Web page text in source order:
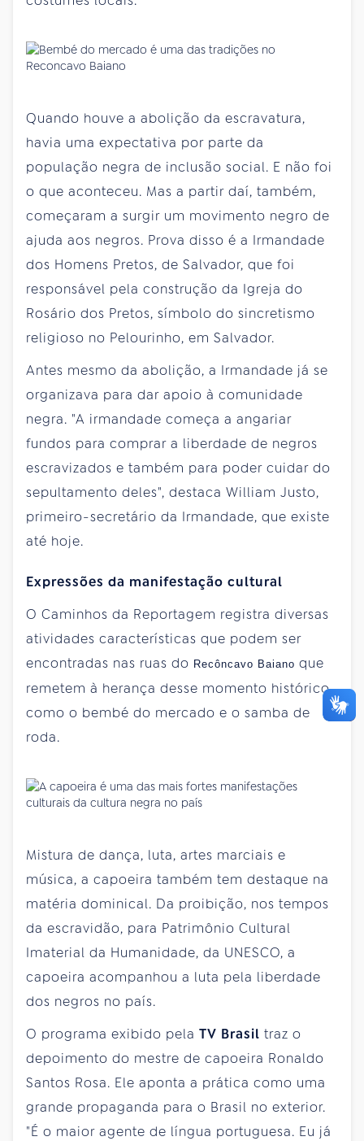
Quando houve a abolição da escravatura,
havia uma expectativa por parte da
população negra de inclusão social. E não foi
o que aconteceu. Mas a partir daí, também,
começaram a surgir um movimento negro de
ajuda aos negros. Prova disso é a Irmandade
dos Homens Pretos, de Salvador, que foi
responsável pela construção da Igreja do
Rosário dos Pretos, símbolo do sincretismo
religioso no Pelourinho, em Salvador.
Antes mesmo da abolição, a Irmandade já se
organizava para dar apoio à comunidade
negra. "A irmandade começa a angariar
fundos para comprar a liberdade de negros
escravizados e também para poder cuidar do
sepultamento deles", destaca William Justo,
primeiro-secretário da Irmandade, que existe
até hoje.
Expressões da manifestação cultural
O Caminhos da Reportagem registra diversas
atividades características que podem ser
encontradas nas ruas do Recôncavo Baiano que
remetem à herança desse momento histórico
como o bembé do mercado e o samba de
roda.
Mistura de dança, luta, artes marciais e
música, a capoeira também tem destaque na
matéria dominical. Da proibição, nos tempos
da escravidão, para Patrimônio Cultural
Imaterial da Humanidade, da UNESCO, a
capoeira acompanhou a luta pela liberdade
dos negros no país.
O programa exibido pela TV Brasil traz o
depoimento do mestre de capoeira Ronaldo
Santos Rosa. Ele aponta a prática como uma
grande propaganda para o Brasil no exterior.
"É o maior agente de língua portuguesa. Eu já